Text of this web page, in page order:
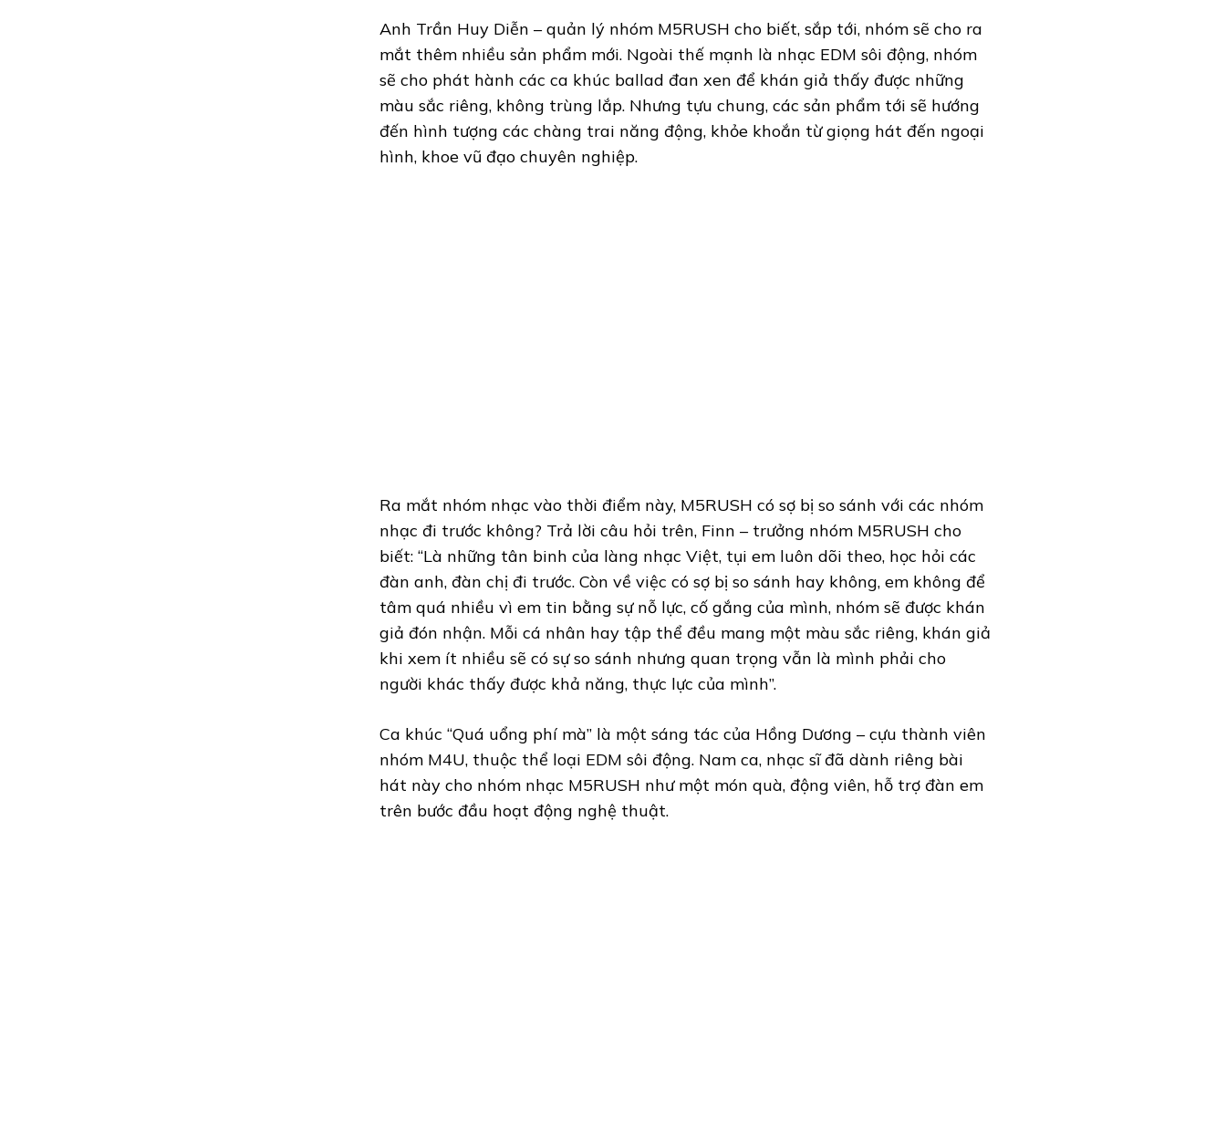
Anh Trần Huy Diễn – quản lý nhóm M5RUSH cho biết, sắp tới, nhóm sẽ cho ra
mắt thêm nhiều sản phẩm mới. Ngoài thế mạnh là nhạc EDM sôi động, nhóm
sẽ cho phát hành các ca khúc ballad đan xen để khán giả thấy được những
màu sắc riêng, không trùng lắp. Nhưng tựu chung, các sản phẩm tới sẽ hướng
đến hình tượng các chàng trai năng động, khỏe khoắn từ giọng hát đến ngoại
hình, khoe vũ đạo chuyên nghiệp.
Ra mắt nhóm nhạc vào thời điểm này, M5RUSH có sợ bị so sánh với các nhóm
nhạc đi trước không? Trả lời câu hỏi trên, Finn – trưởng nhóm M5RUSH cho
biết: “Là những tân binh của làng nhạc Việt, tụi em luôn dõi theo, học hỏi các
đàn anh, đàn chị đi trước. Còn về việc có sợ bị so sánh hay không, em không để
tâm quá nhiều vì em tin bằng sự nỗ lực, cố gắng của mình, nhóm sẽ được khán
giả đón nhận. Mỗi cá nhân hay tập thể đều mang một màu sắc riêng, khán giả
khi xem ít nhiều sẽ có sự so sánh nhưng quan trọng vẫn là mình phải cho
người khác thấy được khả năng, thực lực của mình”.
Ca khúc “Quá uổng phí mà” là một sáng tác của Hồng Dương – cựu thành viên
nhóm M4U, thuộc thể loại EDM sôi động. Nam ca, nhạc sĩ đã dành riêng bài
hát này cho nhóm nhạc M5RUSH như một món quà, động viên, hỗ trợ đàn em
trên bước đầu hoạt động nghệ thuật.